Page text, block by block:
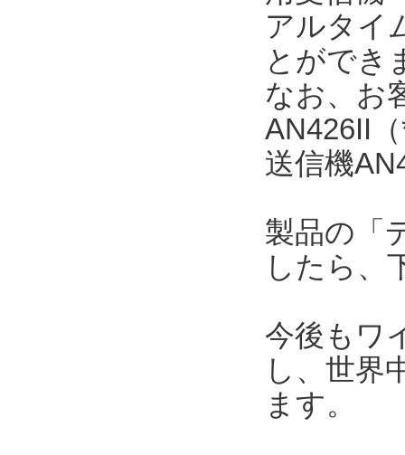
アルタイ
とができ
なお、お
AN426II
送信機
製品の「
したら、
今後もワ
し、世界
ます。